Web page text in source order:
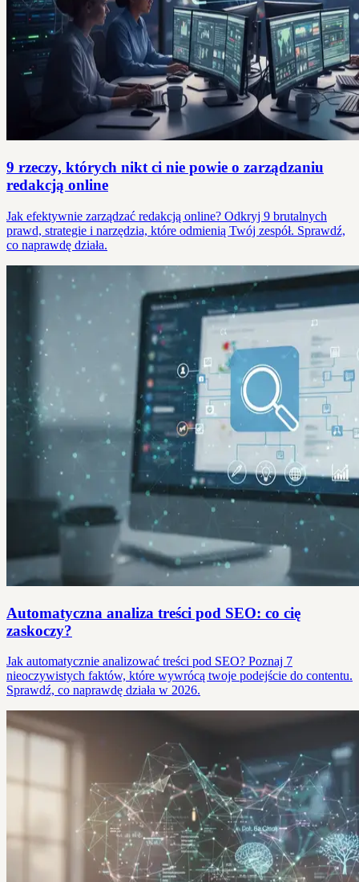
9 rzeczy, których nikt ci nie powie o zarządzaniu
redakcją online
Jak efektywnie zarządzać redakcją online? Odkryj 9 brutalnych
prawd, strategie i narzędzia, które odmienią Twój zespół. Sprawdź,
co naprawdę działa.
Automatyczna analiza treści pod SEO: co cię
zaskoczy?
Jak automatycznie analizować treści pod SEO? Poznaj 7
nieoczywistych faktów, które wywrócą twoje podejście do contentu.
Sprawdź, co naprawdę działa w 2026.